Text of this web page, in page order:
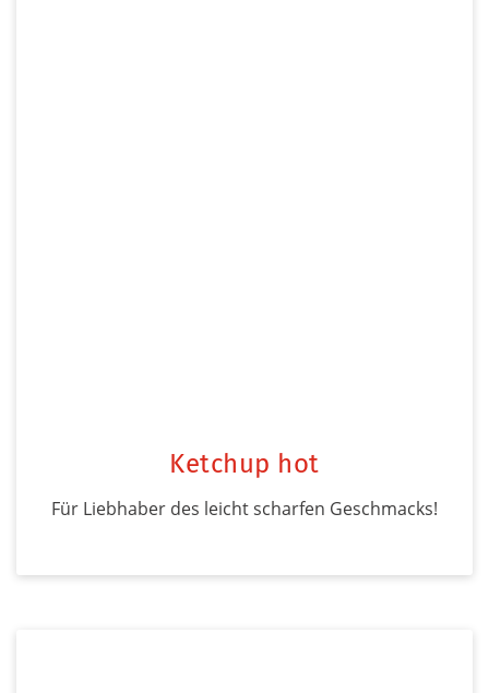
Ketchup hot
Für Liebhaber des leicht scharfen Geschmacks!